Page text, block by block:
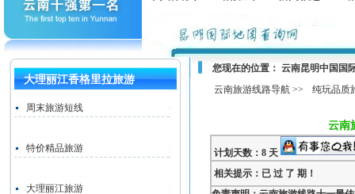
大理丽江香格里拉旅游
周末旅游短线
特价精品旅游
大理丽江旅游
您现在的位置： 云南昆明中国国
云南旅游线路导航 >>
纯玩品质
云南
计划天数：8 天
相关提示：已 过 了 期！